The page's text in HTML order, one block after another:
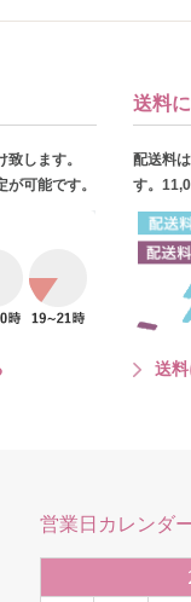
します。
可能です。
送料
配送料
す。
送
営業日カレンダ